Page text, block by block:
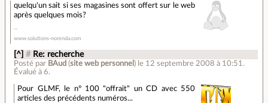
quelqu'un sait si ses magasines sont offert sur le web
après quelques mois?
www.solutions-norenda.com
[^] # Re: recherche
Posté par BAud (site web personnel ) le 12 septembre 2008 à 10:51 .
Évalué à6.
Pour GLMF, le n° 100 "offrait" un CD avec 550
articles des précédents numéros...